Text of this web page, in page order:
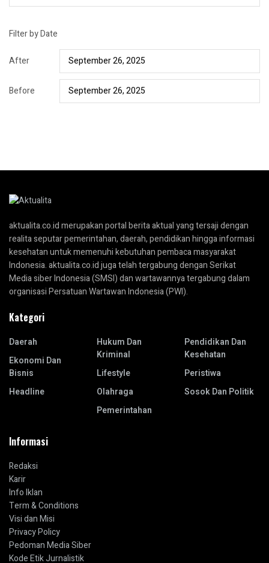
Filter by Date
After
Before
aktualita.co.id merupakan portal berita aktual yang tersaji dengan
realita seputar pemerintahan, daerah, pendidikan hingga informasi
kesehatan untuk memenuhi kebutuhan pembaca masyarakat
Indonesia. aktualita.co.id juga telah tergabung dengan Serikat
Media siber Indonesia (SMSI) dan wartawannya tergabung dalam
organisasi Persatuan Wartawan Indonesia (PWI).
Kategori
Daerah
Ekonomi Dan
Bisnis
Headline
Hukum Dan
Kriminal
Lifestyle
Olahraga
Pemerintahan
Pendidikan Dan
Kesehatan
Peristiwa
Sosok Dan Politik
Informasi
Redaksi
Karir
Info Iklan
Term & Conditions
Visi dan Misi
Privacy Policy
Pedoman Media Siber
Kode Etik Jurnalistik